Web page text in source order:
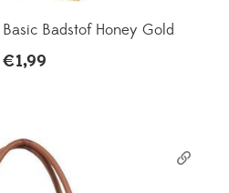
Badstof Honey Gold
€1,99